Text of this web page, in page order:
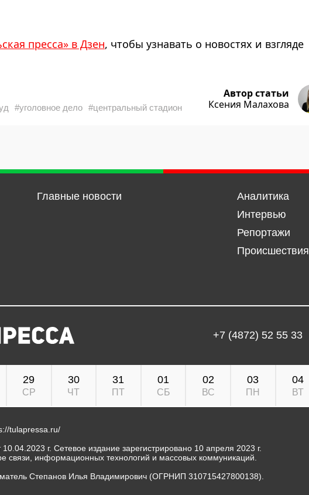
пресса» в Дзен, чтобы узнавать о новостях и взгляде
#уголовное дело #центральный стадион
Автор статьи
Ксения Малахова
Главные новости
Аналитика
Интервью
Репортажи
Происшествия
+7 (4872) 52 55 33
29
СР
30
ЧТ
31
ПТ
01
СБ
02
ВС
03
ПН
04
ВТ
tulapressa.ru/
г. Сетевое издание зарегистрировано 10 апреля 2023 г.
связи, информационных технологий и массовых коммуникаций.
Степанов Илья Владимирович (ОГРНИП 310715427800138).